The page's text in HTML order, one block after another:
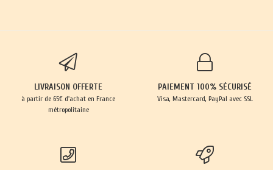
LIVRAISON OFFERTE
à partir de 65€ d'achat en France
métropolitaine
PAIEMENT 100% SÉCURISÉ
Visa, Mastercard, PayPal avec SSL